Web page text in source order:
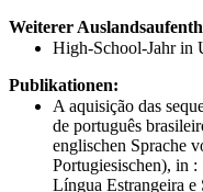
Weiterer
High-School-Jahr in
Publikationen:
A aquisição das
de português
englischen Sprache
Portugiesischen), in
Língua Estrangeira e